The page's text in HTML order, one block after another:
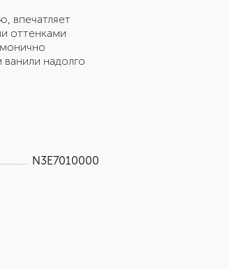
впечатляет
оттенками
надолго
N3E7010000